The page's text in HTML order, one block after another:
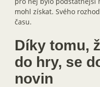
mohl získat. Svého
času.
Díky tomu,
do hry, se
novin